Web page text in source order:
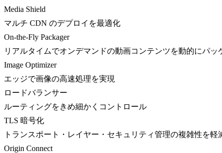
Media Shield
マルチ CDN のデプロイを最適化
On-the-Fly Packager
リアルタイムでオンデマンドの動画コンテンツを動的にパッ
Image Optimizer
エッジで画像の高速処理を実現
ロードバランサー
ルーティングをきめ細かくコントロール
TLS 暗号化
トランスポート・レイヤー・セキュリティ管理の複雑性を軽
Origin Connect